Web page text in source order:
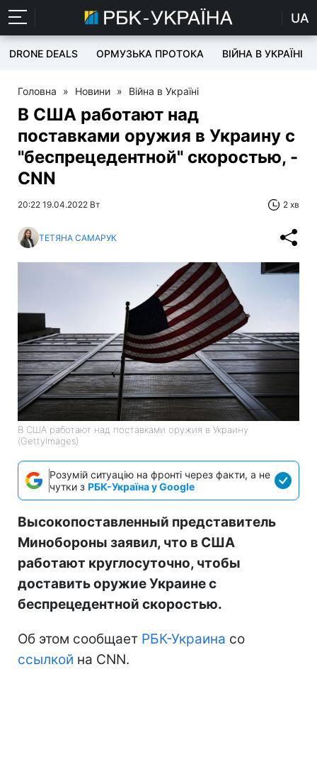
UA
DRONE DEALS ОРМУЗЬКА ПРОТОКА ВІЙНА В УКРАЇНІ
Головна » Новини » Війна в Україні
В США работают над
поставками оружия в Украину с
"беспрецедентной" скоростью, -
CNN
20:22 19.04.2022 Вт 2 хв
ТЕТЯНА САМАРУК
В США работают над поставками оружия в Украину
(GettyImages)
Розумій ситуацію на фронті через факти, а не
чутки з РБК-Україна у Google
Высокопоставленный представитель
Минобороны заявил, что в США
работают круглосуточно, чтобы
доставить оружие Украине с
беспрецедентной скоростью.
Об этом сообщает РБК-Украина со
ссылкой на CNN.